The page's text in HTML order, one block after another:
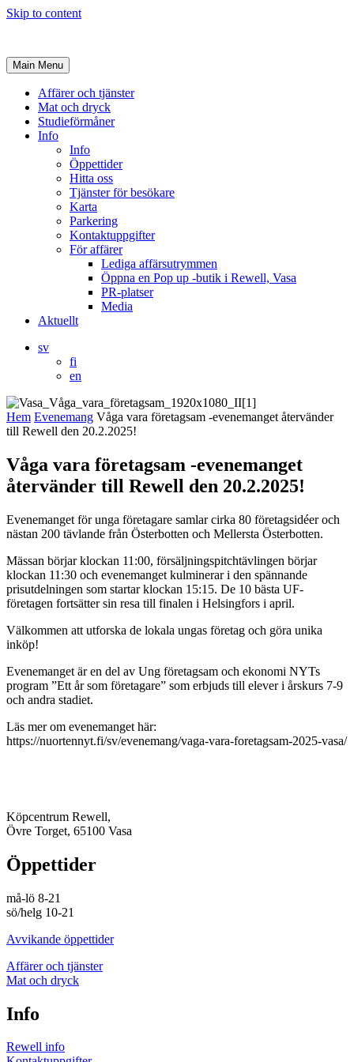
Skip to content
Main Menu
Affärer och tjänster
Mat och dryck
Studieförmåner
Info
Info
Öppettider
Hitta oss
Tjänster för besökare
Karta
Parkering
Kontaktuppgifter
För affärer
Lediga affärsutrymmen
Öppna en Pop up -butik i Rewell, Vasa
PR-platser
Media
Aktuellt
sv
fi
en
Hem Evenemang Våga vara företagsam -evenemanget återvänder
till Rewell den 20.2.2025!
Våga vara företagsam -evenemanget
återvänder till Rewell den 20.2.2025!
Evenemanget för unga företagare samlar cirka 80 företagsidéer och
nästan 200 tävlande från Österbotten och Mellersta Österbotten.
Mässan börjar klockan 11:00, försäljningspitchtävlingen börjar
klockan 11:30 och evenemanget kulminerar i den spännande
prisutdelningen som startar klockan 15:15. De 10 bästa UF-
företagen fortsätter sin resa till finalen i Helsingfors i april.
Välkommen att utforska de lokala ungas företag och göra unika
inköp!
Evenemanget är en del av Ung företagsam och ekonomi NYTs
program ”Ett år som företagare” som erbjuds till elever i årskurs 7-9
och andra stadiet.
Läs mer om evenemanget här:
https://nuortennyt.fi/sv/evenemang/vaga-vara-foretagsam-2025-vasa/
Köpcentrum Rewell,
Övre Torget, 65100 Vasa
Öppettider
må-lö 8-21
sö/helg 10-21
Avvikande öppettider
Affärer och tjänster
Mat och dryck
Info
Rewell info